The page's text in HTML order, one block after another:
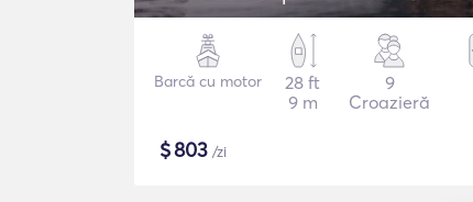
Barcă cu motor
28 ft
9 m
9
Croazieră
$803 /zi